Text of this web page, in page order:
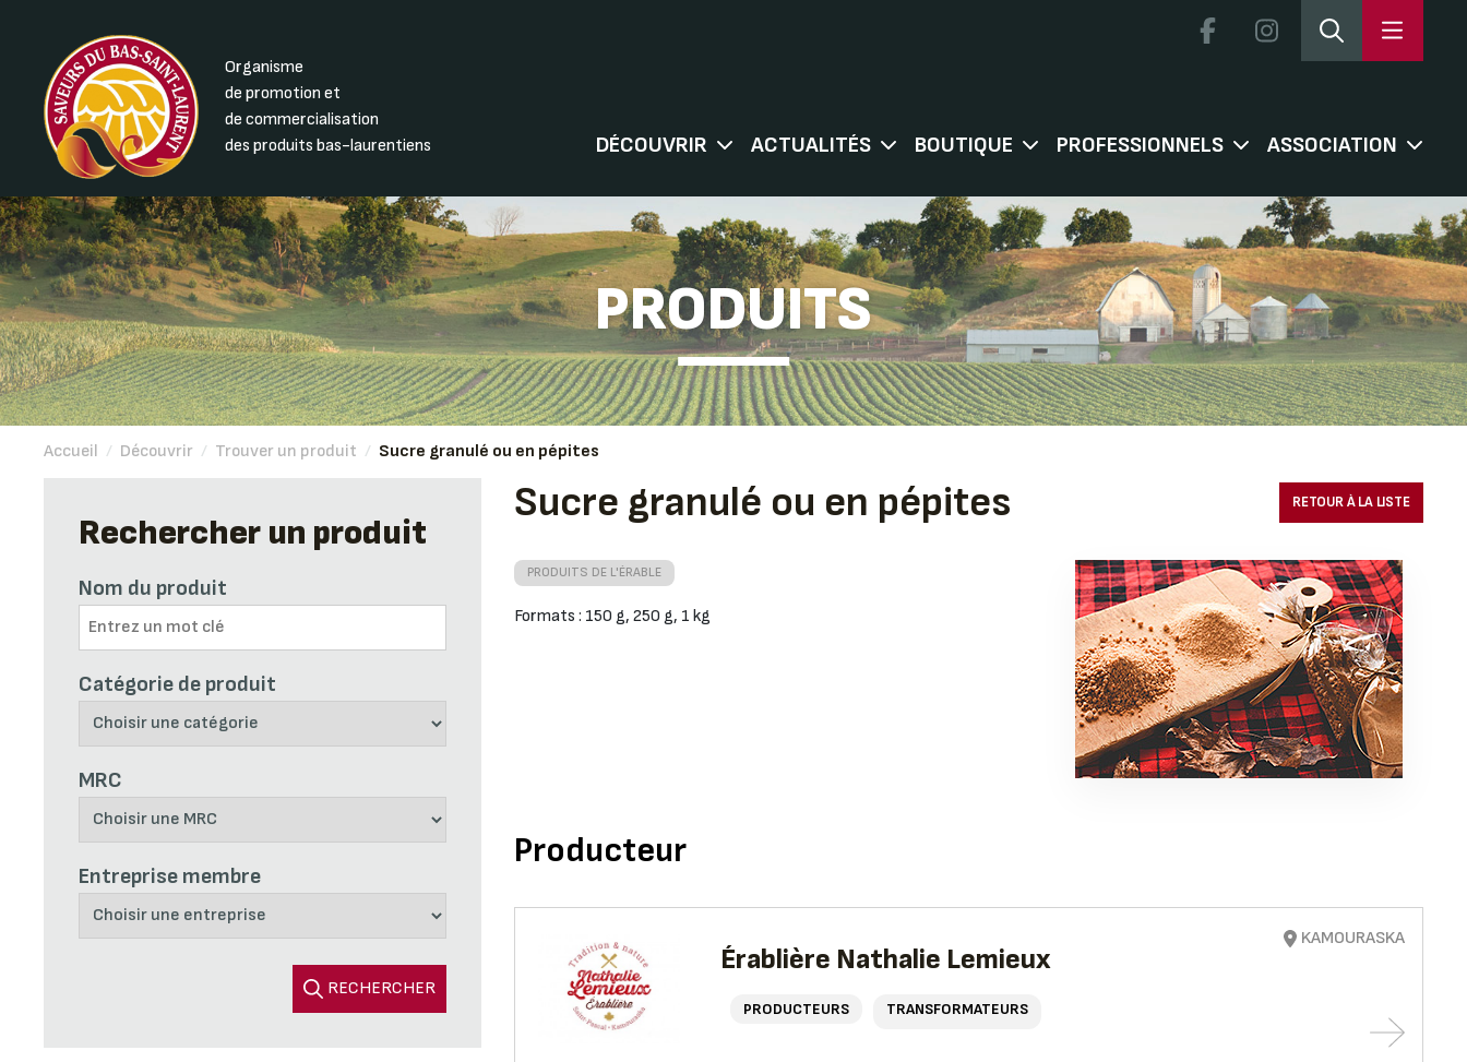
Organisme
de promotion et
de commercialisation
des produits bas-laurentiens
DÉCOUVRIR ACTUALITÉS BOUTIQUE PROFESSIONNELS ASSOCIATION
PRODUITS
Accueil / Découvrir / Trouver un produit / Sucre granulé ou en pépites
Rechercher un produit
Nom du produit
Catégorie de produit
MRC
Entreprise membre
RECHERCHER
Sucre granulé ou en pépites RETOUR À LA LISTE
PRODUITS DE L'ÉRABLE
Formats : 150 g, 250 g, 1 kg
Producteur
Érablière Nathalie Lemieux
PRODUCTEURS TRANSFORMATEURS
KAMOURASKA